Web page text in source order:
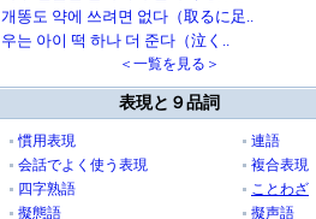
개똥도 약에 쓰려면 없다（取るに足..
우는 아이 떡 하나 더 준다（泣く..
＜一覧を見る＞
表現と９品詞
慣用表現
連語
会話でよく使う表現
複合表現
四字熟語
ことわざ
擬態語
擬声語